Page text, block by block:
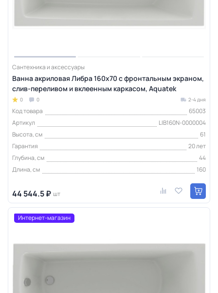
Сантехника и аксессуары
Ванна акриловая Либра 160х70 с фронтальным экраном,
слив-переливом и вклеенным каркасом, Aquatek
0 0 2-4 дня
Код товара
65003
Артикул
LIB160N-0000004
Высота, см
61
Гарантия
20 лет
Глубина, см
44
Длина, см
160
44 544.5 ₽ шт
Интернет-магазин